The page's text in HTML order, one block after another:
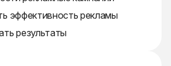
эффективность рекламы
результаты